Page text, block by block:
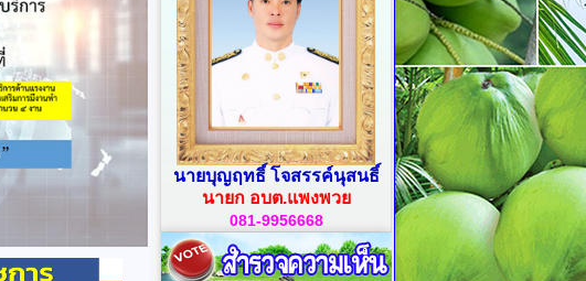
นายบุญฤทธิ์ โจสรรค์นุสนธิ์
นายก อบต.แพงพวย
081-9956668